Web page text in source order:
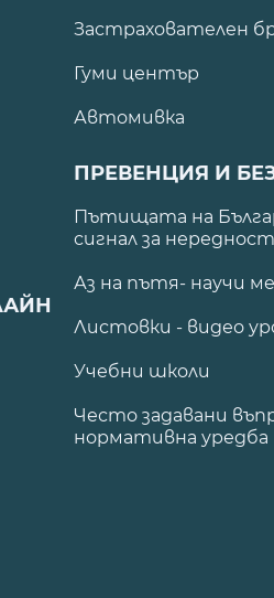
Застрахователен
Гуми център
Автомивка
ПРЕВЕНЦИЯ И
Пътищата на
сигнал за нередност
Аз на пътя- научи
Листовки - видео
Учебни школи
Често задавани
нормативна уредба